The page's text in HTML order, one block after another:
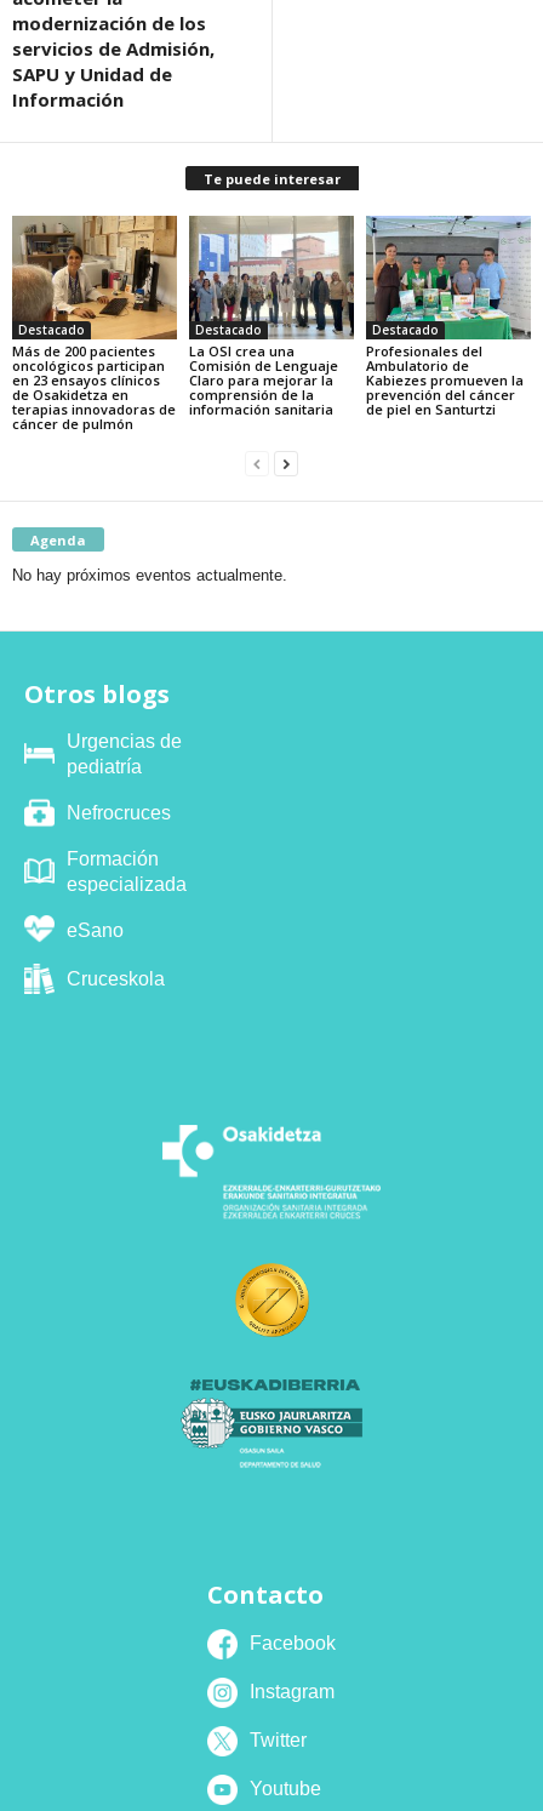
modernización de los
servicios de Admisión,
SAPU y Unidad de
Información
Te puede interesar
Destacado
Más de 200 pacientes
oncológicos participan
en 23 ensayos clínicos
de Osakidetza en
terapias innovadoras de
cáncer de pulmón
Destacado
La OSI crea una
Comisión de Lenguaje
Claro para mejorar la
comprensión de la
información sanitaria
Destacado
Profesionales del
Ambulatorio de
Kabiezes promueven la
prevención del cáncer
de piel en Santurtzi
Agenda
No hay próximos eventos actualmente.
Otros blogs
Urgencias de
pediatría
Nefrocruces
Formación
especializada
eSano
Cruceskola
Contacto
Facebook
Instagram
Twitter
Youtube